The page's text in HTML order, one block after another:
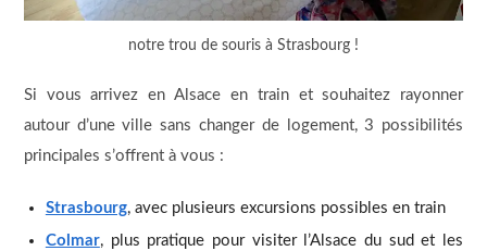
notre trou de souris à Strasbourg !
Si vous arrivez en Alsace en train et souhaitez rayonner
autour d’une ville sans changer de logement, 3 possibilités
principales s’offrent à vous :
Strasbourg, avec plusieurs excursions possibles en train
Colmar, plus pratique pour visiter l’Alsace du sud et les